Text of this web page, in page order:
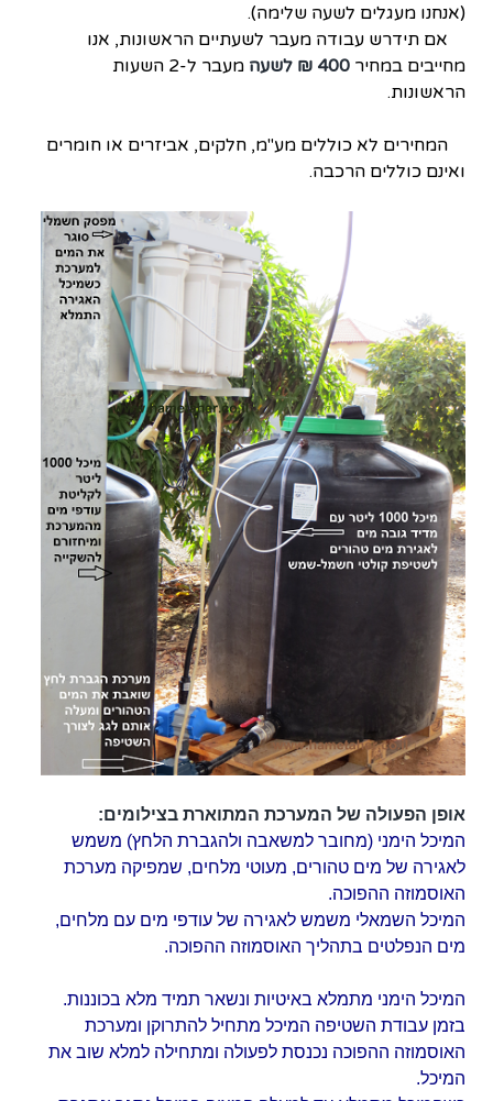
(אנחנו מעגלים לשעה שלימה).
אם תידרש עבודה מעבר לשעתיים הראשונות, אנו
מחייבים במחיר 400 ₪ לשעה
מעבר ל-2 השעות
הראשונות.
המחירים לא כוללים מע"מ, חלקים, אביזרים או חומרים
ואינם כוללים הרכבה.
אופן הפעולה של המערכת המתוארת בצילומים:
המיכל הימני (מחובר למשאבה ולהגברת הלחץ) משמש
לאגירה של מים טהורים, מעוטי מלחים, שמפיקה מערכת
האוסמוזה ההפוכה.
המיכל השמאלי משמש לאגירה של עודפי מים עם מלחים,
מים הנפלטים בתהליך האוסמוזה ההפוכה.
המיכל הימני מתמלא באיטיות ונשאר תמיד מלא בכוננות.
בזמן עבודת השטיפה המיכל מתחיל להתרוקן ומערכת
האוסמוזה ההפוכה נכנסת לפעולה ומתחילה למלא שוב את
המיכל.